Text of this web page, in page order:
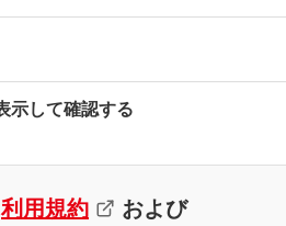
示して確認する
利用規約
および